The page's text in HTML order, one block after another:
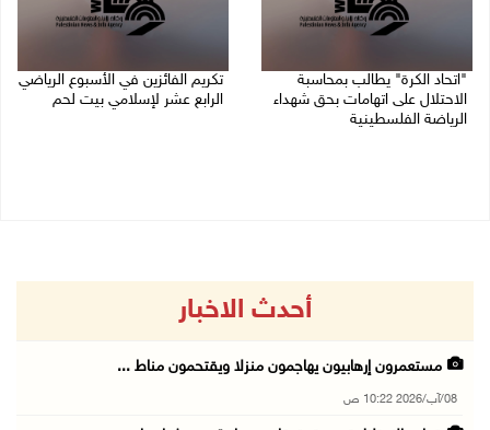
"اتحاد الكرة" يطالب بمحاسبة
الاحتلال على اتهامات بحق شهداء
الرياضة الفلسطينية
تكريم الفائزين في الأسبوع الرياضي
الرابع عشر لإسلامي بيت لحم
أحدث الاخبار
مستعمرون إرهابيون يهاجمون منزلا ويقتحمون مناط ...
08/آب/2026 10:22 ص